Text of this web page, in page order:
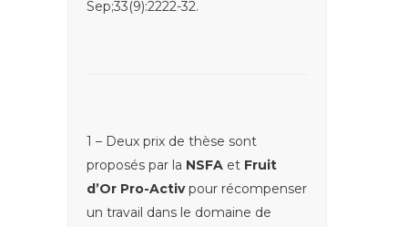
Sep;33(9):2222-32.
1 – Deux prix de thèse sont
proposés par la NSFA et Fruit
d’Or Pro-Activpour récompenser
un travail dans le domaine de